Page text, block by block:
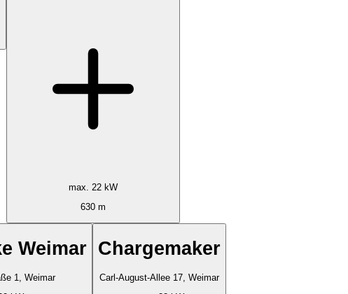
max. 22 kW
630 m
Weimar
1, Weimar
Chargemaker
Carl-August-Allee 17, Weimar